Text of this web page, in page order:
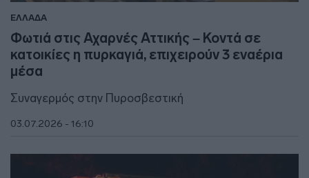
ΕΛΛΑΔΑ
Φωτιά στις Αχαρνές Αττικής – Κοντά σε
κατοικίες η πυρκαγιά, επιχειρούν 3 εναέρια
μέσα
Συναγερμός στην Πυροσβεστική
03.07.2026 - 16:10